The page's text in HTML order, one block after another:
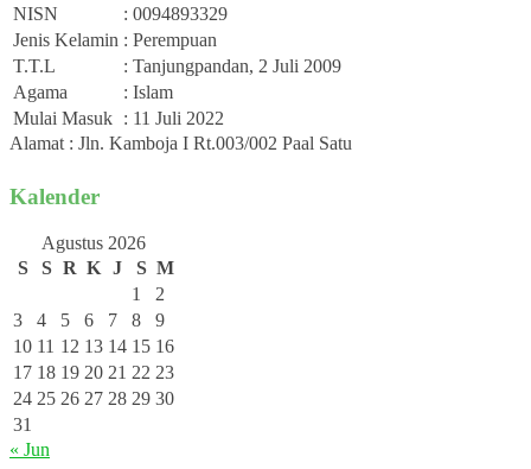
NISN
: 0094893329
Jenis Kelamin : Perempuan
T.T.L
: Tanjungpandan, 2 Juli 2009
Agama
: Islam
Mulai Masuk : 11 Juli 2022
Alamat : Jln. Kamboja I Rt.003/002 Paal Satu
Kalender
Agustus 2026
S
S R K J S M
1
2
3
4 5 6 7 8
9
10 11 12 13 14 15 16
17 18 19 20 21 22 23
24 25 26 27 28 29 30
31
« Jun